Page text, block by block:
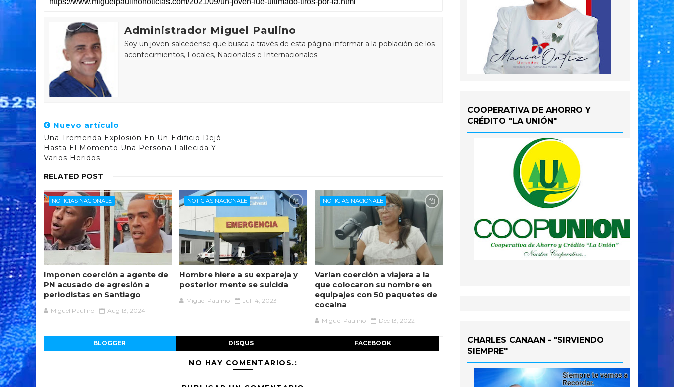
Administrador Miguel Paulino
Soy un joven salcedense que busca a través de esta página informar a la población de los
acontecimientos, Locales, Nacionales e Internacionales.
Nuevo artículo
Una Tremenda Explosión En Un Edificio Dejó
Hasta El Momento Una Persona Fallecida Y
Varios Heridos
RELATED POST
NOTICIAS NACIONALE
Imponen coerción a agente de
PN acusado de agresión a
periodistas en Santiago
Miguel Paulino Aug 13, 2024
NOTICIAS NACIONALE
Hombre hiere a su expareja y
posterior mente se suicida
Miguel Paulino Jul 14, 2023
NOTICIAS NACIONALE
Varían coerción a viajera a la
que colocaron su nombre en
equipajes con 50 paquetes de
cocaína
Miguel Paulino Dec 13, 2022
BLOGGER DISQUS FACEBOOK
NO HAY COMENTARIOS.:
COOPERATIVA DE AHORRO Y
CRÉDITO "LA UNIÓN"
CHARLES CANAAN - "SIRVIENDO
SIEMPRE"